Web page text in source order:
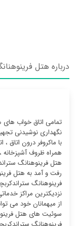
درباره هتل
تمامی اتاق خواب های
نگهداری نوشیدنی
با ماکروفر درون
همراه ظروف
هتل فرینوهنانگ
رفت و آمد به هتل
فرینوهنانگ
نزدیکترین مراکز
از میهمانان خود می
سوئیت ‌های هتل